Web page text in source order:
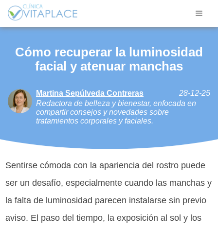
Cómo recuperar la luminosidad
facial y atenuar manchas
Martina Sepúlveda Contreras
28-12-25
Redactora de belleza y bienestar, enfocada en
compartir consejos y novedades sobre
tratamientos corporales y faciales.
Sentirse cómoda con la apariencia del rostro puede
ser un desafío, especialmente cuando las manchas y
la falta de luminosidad parecen instalarse sin previo
aviso. El paso del tiempo, la exposición al sol y los